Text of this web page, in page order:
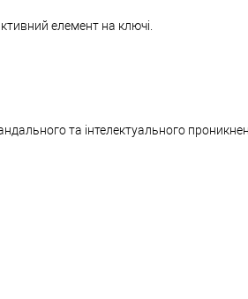
елемент на ключі.
та інтелектуального